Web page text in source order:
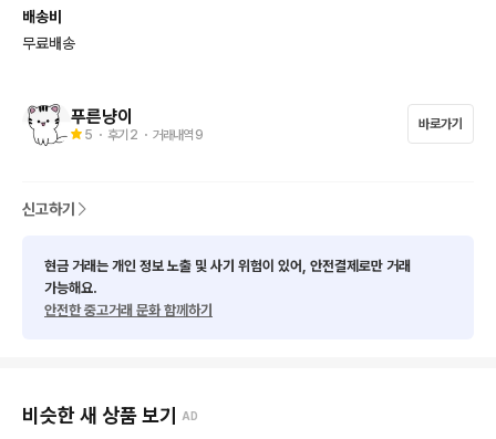
배송비
무료배송
푸른냥이
5 ・ 후기 2 ・ 거래내역 9
바로가기
신고하기
현금 거래는 개인 정보 노출 및 사기 위험이 있어, 안전결제로만 거래
가능해요.
안전한 중고거래 문화 함께하기
비슷한 새 상품 보기 AD